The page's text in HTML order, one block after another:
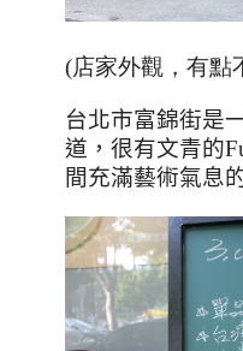
(店家外觀，有點
台北市富錦街是
道，很有文青的
間充滿藝術氣息